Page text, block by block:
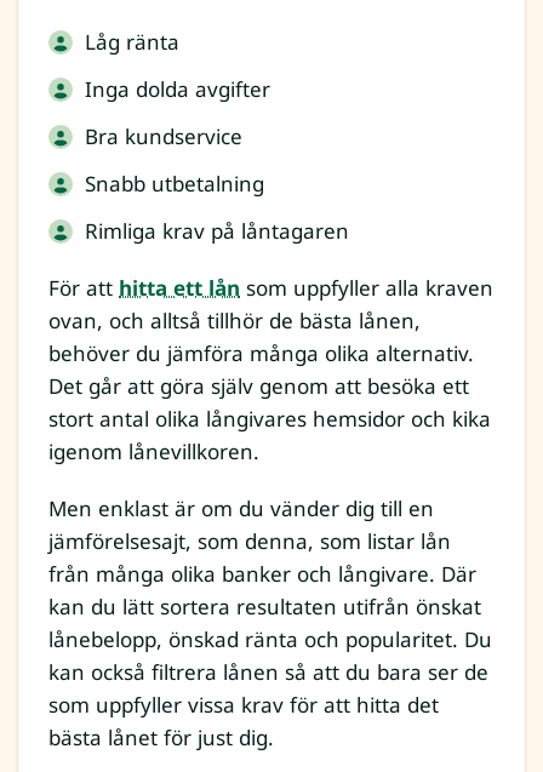
Låg ränta
Inga dolda avgifter
Bra kundservice
Snabb utbetalning
Rimliga krav på låntagaren
För att hitta ett lån som uppfyller alla kraven
ovan, och alltså tillhör de bästa lånen,
behöver du jämföra många olika alternativ.
Det går att göra själv genom att besöka ett
stort antal olika långivares hemsidor och kika
igenom lånevillkoren.
Men enklast är om du vänder dig till en
jämförelsesajt, som denna, som listar lån
från många olika banker och långivare. Där
kan du lätt sortera resultaten utifrån önskat
lånebelopp, önskad ränta och popularitet. Du
kan också filtrera lånen så att du bara ser de
som uppfyller vissa krav för att hitta det
bästa lånet för just dig.